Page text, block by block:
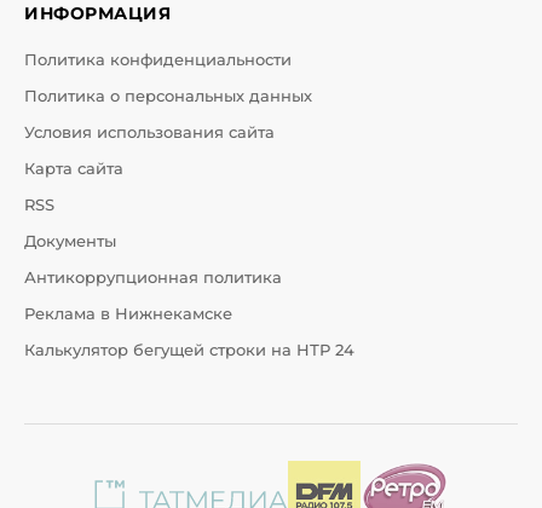
ИНФОРМАЦИЯ
Политика конфиденциальности
Политика о персональных данных
Условия использования сайта
Карта сайта
RSS
Документы
Антикоррупционная политика
Реклама в Нижнекамске
Калькулятор бегущей строки на НТР 24